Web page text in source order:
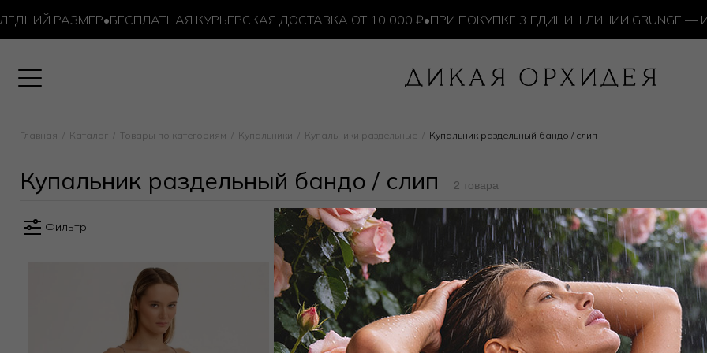
РАЗМЕР•БЕСПЛАТНАЯ КУРЬЕРСКАЯ ДОСТАВКА ОТ 10 000 ₽• ПРИ ПОКУПКЕ 3 ЕДИНИЦ ЛИНИИ GRUNGE —
Главная Каталог Товары по категориям Купальники Купальники раздельные Купальник раздельный бандо / слип
Купальник раздельный бандо / слип 2 товара
Фильтр
/ Купальник раздельный бандо / слип